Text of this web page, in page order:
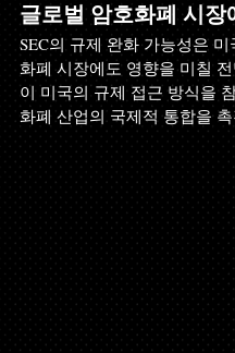
글로벌 암호화폐 시장
SEC의 규제 완화 가능성은
화폐 시장에도 영향을 미칠
이 미국의 규제 접근 방식을
화폐 산업의 국제적 통합을